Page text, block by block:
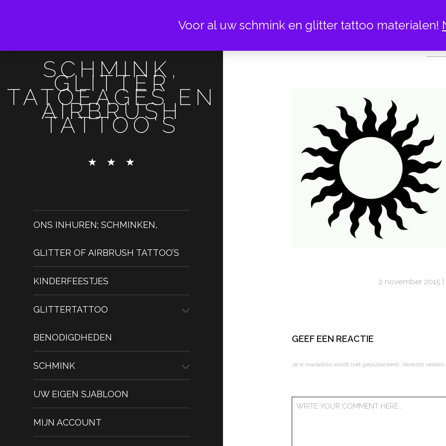
SCHMINK,
GLITTER
TATOEAGES EN
AIRBRUSH
TATTOO'S
ONS INHUREN; SCHMINKEN,
GLITTER OF AIRBRUSH TATTOO’S
KINDERFEESTJES
GLITTERTATTOO
BENODIGDHEDEN
SCHMINK
UW EIGEN SJABLOON
MIJN ACCOUNT
GLITTER
2 november 2015
GEEF EEN REACTIE
Je e-mailadres wordt niet gepubliceerd. Vereiste
Voor al uw schmink en glitter tattoo materialen!